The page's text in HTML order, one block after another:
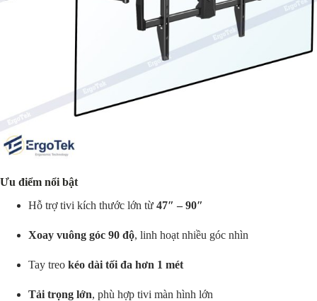
Ưu điểm nổi bật
Hỗ trợ tivi kích thước lớn từ 47″ – 90″
Xoay vuông góc 90 độ, linh hoạt nhiều góc nhìn
Tay treo kéo dài tối đa hơn 1 mét
Tải trọng lớn, phù hợp tivi màn hình lớn